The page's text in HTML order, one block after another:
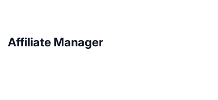
Affiliate Manager